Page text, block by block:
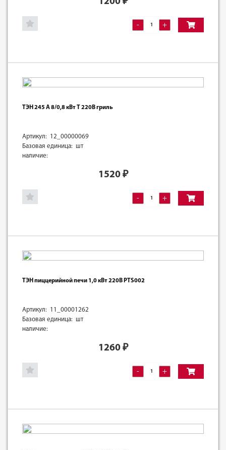
- +
ТЭН 245 А 8/0,8 кВт Т 220В гриль
Артикул: 12_00000069
Базовая единица: шт
наличие:
1520₽
- +
ТЭН пиццерийной печи 1,0 кВт 220В PTS002
Артикул: 11_00001262
Базовая единица: шт
наличие:
1260₽
- +